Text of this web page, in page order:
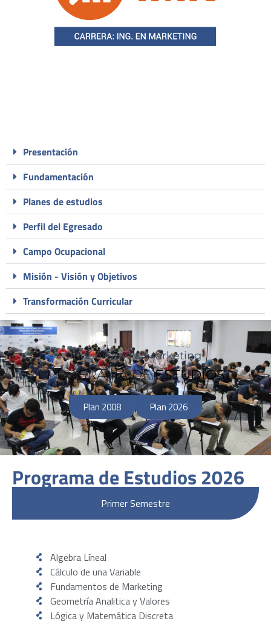
Presentación
Fundamentación
Planes de estudios
Perfil del Egresado
Campo Ocupacional
Misión - Visión y Objetivos
Transformación Curricular
Ingenieria deMarketing
PROGRAMA DEESTUDIOS
Plan 2008 Plan 2026
Programa de Estudios 2026
Primer Semestre
Algebra Líneal
Cálculo de una Variable
Fundamentos de Marketing
Geometría Analitica y Valores
Lógica y Matemática Discreta